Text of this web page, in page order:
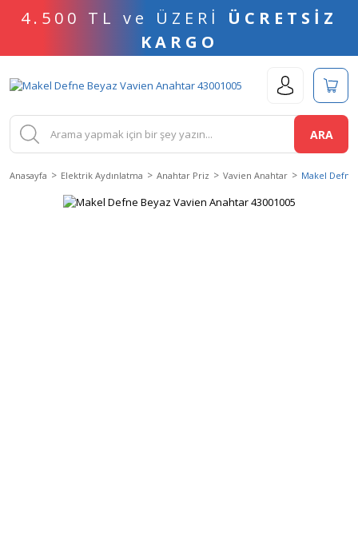
4.500 TL ve ÜZERİ ÜCRETSİZ
KARGO
ARA
Anasayfa Elektrik Aydınlatma Anahtar Priz Vavien Anahtar Makel Defne